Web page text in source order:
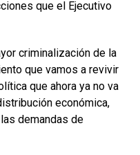
que el Ejecutivo
criminalización de la
que vamos a revivir
que ahora ya no va
económica,
demandas de